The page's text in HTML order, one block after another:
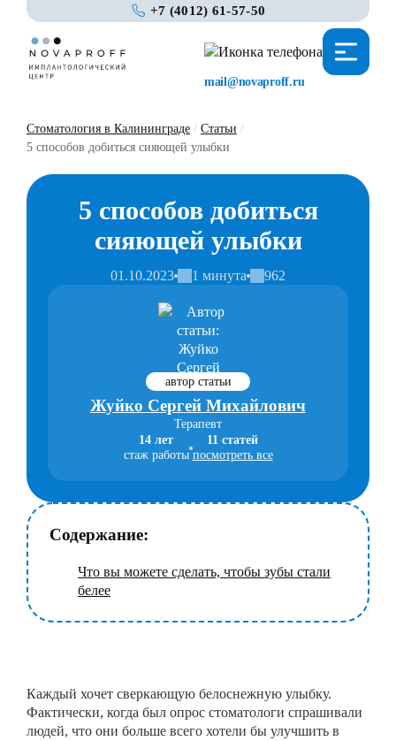
+7 (4012) 61-57-50
mail@novaproff.ru
Стоматология в Калининграде / Статьи /
5 способов добиться сияющей улыбки
5 способов добиться
сияющей улыбки
01.10.2023 1 минута 962
автор статьи
Жуйко Сергей Михайлович
Терапевт
14 лет
стаж работы
11 статей
посмотреть все
Содержание:
Что вы можете сделать, чтобы зубы стали
белее
Каждый хочет сверкающую белоснежную улыбку.
Фактически, когда был опрос стоматологи спрашивали
людей, что они больше всего хотели бы улучшить в